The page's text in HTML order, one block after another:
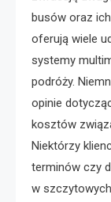
busów oraz
oferują wiele
systemy
podróży.
opinie
kosztów
Niektórzy
terminów czy
w